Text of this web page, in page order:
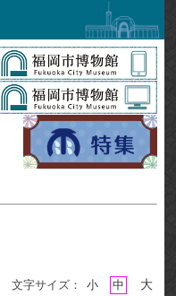
文字サイズ： 小 中 大